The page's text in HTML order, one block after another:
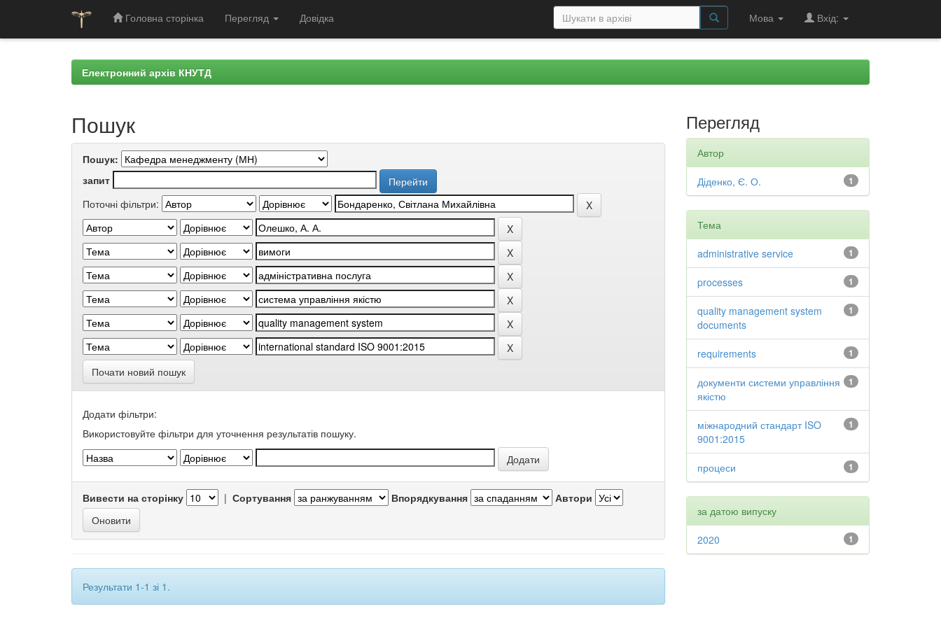
Головна сторінка Перегляд Довідка Мова Вхід:
Електронний архів КНУТД
Пошук
Пошук:
запит
Поточні фільтри:
Почати новий пошук
Додати фільтри:
Використовуйте фільтри для уточнення результатів пошуку.
Вивести на сторінку | Сортування Впорядкування Автори
Результати 1-1 зі 1.
Перегляд
Автор
1
Діденко, Є. О.
Тема
1
administrative service
1
processes
1
quality management system
documents
1
requirements
1
документи системи управління
якістю
1
міжнародний стандарт ISO
9001:2015
1
процеси
за датою випуску
1
2020